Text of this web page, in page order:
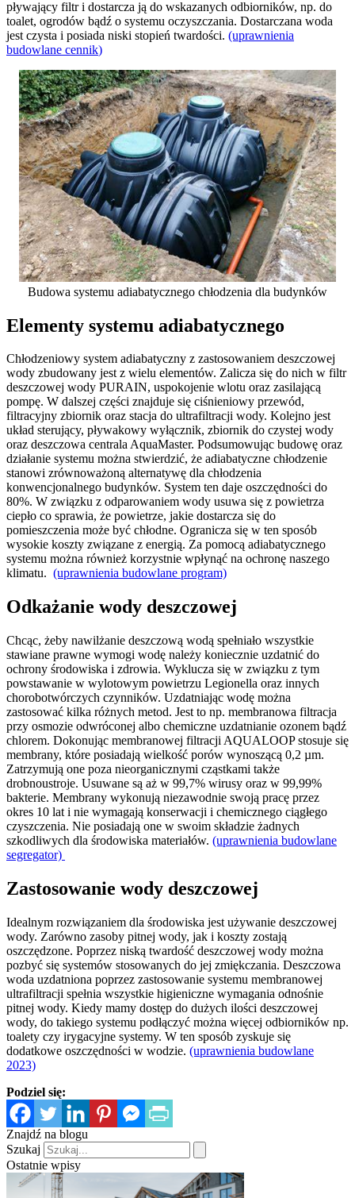
pływający filtr i dostarcza ją do wskazanych odbiorników, np. do
toalet, ogrodów bądź o systemu oczyszczania. Dostarczana woda
jest czysta i posiada niski stopień twardości. (uprawnienia
budowlane cennik)
Budowa systemu adiabatycznego chłodzenia dla budynków
Elementy systemu adiabatycznego
Chłodzeniowy system adiabatyczny z zastosowaniem deszczowej
wody zbudowany jest z wielu elementów. Zalicza się do nich w filtr
deszczowej wody PURAIN, uspokojenie wlotu oraz zasilającą
pompę. W dalszej części znajduje się ciśnieniowy przewód,
filtracyjny zbiornik oraz stacja do ultrafiltracji wody. Kolejno jest
układ sterujący, pływakowy wyłącznik, zbiornik do czystej wody
oraz deszczowa centrala AquaMaster. Podsumowując budowę oraz
działanie systemu można stwierdzić, że adiabatyczne chłodzenie
stanowi zrównoważoną alternatywę dla chłodzenia
konwencjonalnego budynków. System ten daje oszczędności do
80%. W związku z odparowaniem wody usuwa się z powietrza
ciepło co sprawia, że powietrze, jakie dostarcza się do
pomieszczenia może być chłodne. Ogranicza się w ten sposób
wysokie koszty związane z energią. Za pomocą adiabatycznego
systemu można również korzystnie wpłynąć na ochronę naszego
klimatu. (uprawnienia budowlane program)
Odkażanie wody deszczowej
Chcąc, żeby nawilżanie deszczową wodą spełniało wszystkie
stawiane prawne wymogi wodę należy koniecznie uzdatnić do
ochrony środowiska i zdrowia. Wyklucza się w związku z tym
powstawanie w wylotowym powietrzu Legionella oraz innych
chorobotwórczych czynników. Uzdatniając wodę można
zastosować kilka różnych metod. Jest to np. membranowa filtracja
przy osmozie odwróconej albo chemiczne uzdatnianie ozonem bądź
chlorem. Dokonując membranowej filtracji AQUALOOP stosuje się
membrany, które posiadają wielkość porów wynoszącą 0,2 µm.
Zatrzymują one poza nieorganicznymi cząstkami także
drobnoustroje. Usuwane są aż w 99,7% wirusy oraz w 99,99%
bakterie. Membrany wykonują niezawodnie swoją pracę przez
okres 10 lat i nie wymagają konserwacji i chemicznego ciągłego
czyszczenia. Nie posiadają one w swoim składzie żadnych
szkodliwych dla środowiska materiałów. (uprawnienia budowlane
segregator)
Zastosowanie wody deszczowej
Idealnym rozwiązaniem dla środowiska jest używanie deszczowej
wody. Zarówno zasoby pitnej wody, jak i koszty zostają
oszczędzone. Poprzez niską twardość deszczowej wody można
pozbyć się systemów stosowanych do jej zmiękczania. Deszczowa
woda uzdatniona poprzez zastosowanie systemu membranowej
ultrafiltracji spełnia wszystkie higieniczne wymagania odnośnie
pitnej wody. Kiedy mamy dostęp do dużych ilości deszczowej
wody, do takiego systemu podłączyć można więcej odbiorników np.
toalety czy irygacyjne systemy. W ten sposób zyskuje się
dodatkowe oszczędności w wodzie. (uprawnienia budowlane
2023)
Podziel się:
Znajdź na blogu
Szukaj
Ostatnie wpisy